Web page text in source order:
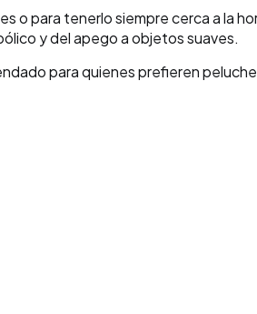
o para tenerlo siempre cerca a la
y del apego a objetos suaves.
para quienes prefieren